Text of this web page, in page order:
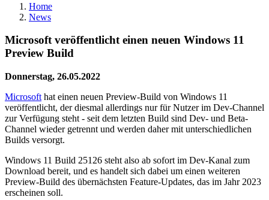
Home
News
Microsoft veröffentlicht einen neuen Windows 11
Preview Build
Donnerstag, 26.05.2022
Microsoft hat einen neuen Preview-Build von Windows 11
veröffentlicht, der diesmal allerdings nur für Nutzer im Dev-Channel
zur Verfügung steht - seit dem letzten Build sind Dev- und Beta-
Channel wieder getrennt und werden daher mit unterschiedlichen
Builds versorgt.
Windows 11 Build 25126 steht also ab sofort im Dev-Kanal zum
Download bereit, und es handelt sich dabei um einen weiteren
Preview-Build des übernächsten Feature-Updates, das im Jahr 2023
erscheinen soll.